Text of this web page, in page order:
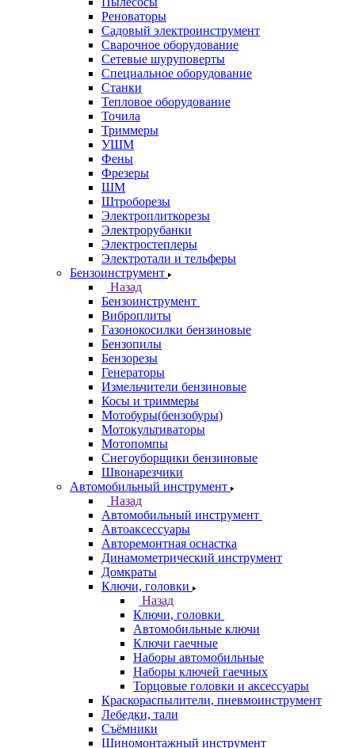
Реноваторы
Садовый электроинструмент
Сварочное оборудование
Сетевые шуруповерты
Специальное оборудование
Станки
Тепловое оборудование
Точила
Триммеры
УШМ
Фены
Фрезеры
ШМ
Штроборезы
Электроплиткорезы
Электрорубанки
Электростеплеры
Электротали и тельферы
Бензоинструмент
Назад
Бензоинструмент
Виброплиты
Газонокосилки бензиновые
Бензопилы
Бензорезы
Генераторы
Измельчители бензиновые
Косы и триммеры
Мотобуры(бензобуры)
Мотокультиваторы
Мотопомпы
Снегоуборщики бензиновые
Швонарезчики
Автомобильный инструмент
Назад
Автомобильный инструмент
Автоаксессуары
Авторемонтная оснастка
Динамометрический инструмент
Домкраты
Ключи, головки
Назад
Ключи, головки
Автомобильные ключи
Ключи гаечные
Наборы автомобильные
Наборы ключей гаечных
Торцовые головки и аксессуары
Краскораспылители, пневмоинструмент
Лебедки, тали
Съёмники
Шиномонтажный инструмент